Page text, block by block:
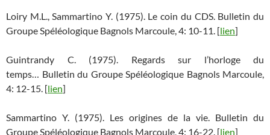
Loiry M.L., Sammartino Y. (1975). Le coin du CDS. Bulletin du
Groupe Spéléologique Bagnols Marcoule, 4: 10-11. [lien]
Guintrandy C. (1975). Regards sur l’horloge du
temps… Bulletin du Groupe Spéléologique Bagnols Marcoule,
4: 12-15. [lien]
Sammartino Y. (1975). Les origines de la vie. Bulletin du
Groupe Spéléologique Bagnols Marcoule, 4: 16-22. [lien]